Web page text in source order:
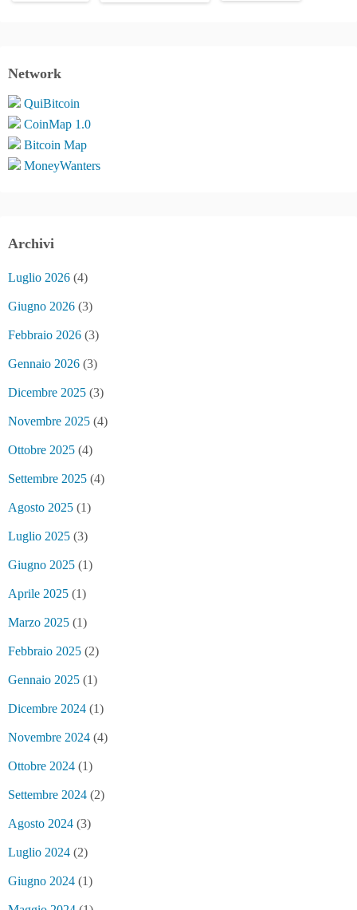
Network
QuiBitcoin
CoinMap 1.0
Bitcoin Map
MoneyWanters
Archivi
Luglio 2026 (4)
Giugno 2026 (3)
Febbraio 2026 (3)
Gennaio 2026 (3)
Dicembre 2025 (3)
Novembre 2025 (4)
Ottobre 2025 (4)
Settembre 2025 (4)
Agosto 2025 (1)
Luglio 2025 (3)
Giugno 2025 (1)
Aprile 2025 (1)
Marzo 2025 (1)
Febbraio 2025 (2)
Gennaio 2025 (1)
Dicembre 2024 (1)
Novembre 2024 (4)
Ottobre 2024 (1)
Settembre 2024 (2)
Agosto 2024 (3)
Luglio 2024 (2)
Giugno 2024 (1)